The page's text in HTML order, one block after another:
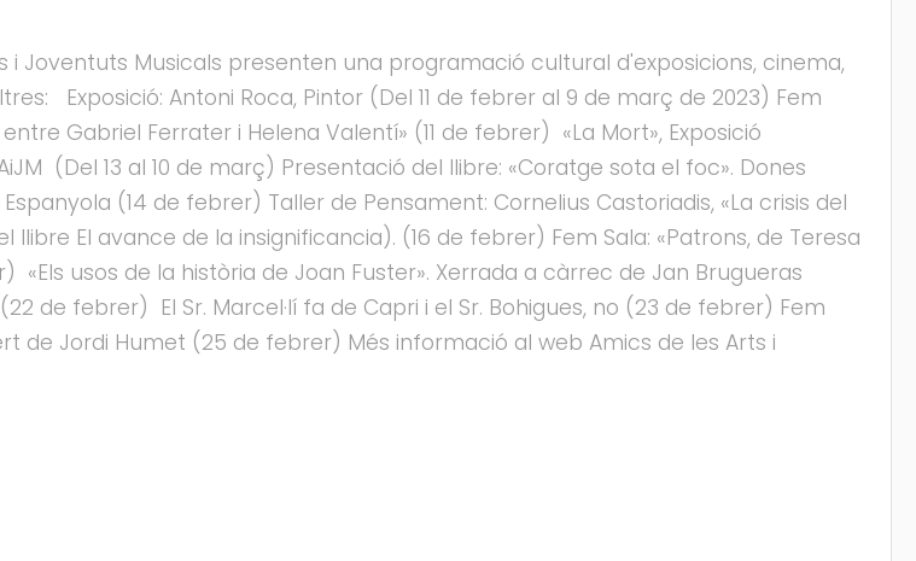
i Joventuts Musicals presenten una programació cultural d'exposicions, cinema,
Exposició: Antoni Roca, Pintor (Del 11 de febrer al 9 de març de 2023) Fem
Gabriel Ferrater i Helena Valentí» (11 de febrer) «La Mort», Exposició
(Del 13 al 10 de març) Presentació del llibre: «Coratge sota el foc». Dones
(14 de febrer) Taller de Pensament: Cornelius Castoriadis, «La crisis del
El avance de la insignificancia). (16 de febrer) Fem Sala: «Patrons, de Teresa
«Els usos de la història de Joan Fuster». Xerrada a càrrec de Jan Brugueras
de febrer) El Sr. Marcel·lí fa de Capri i el Sr. Bohigues, no (23 de febrer) Fem
de Jordi Humet (25 de febrer) Més informació al web Amics de les Arts i